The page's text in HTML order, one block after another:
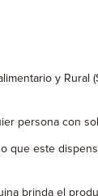
y Rural
persona con
que este
brinda el